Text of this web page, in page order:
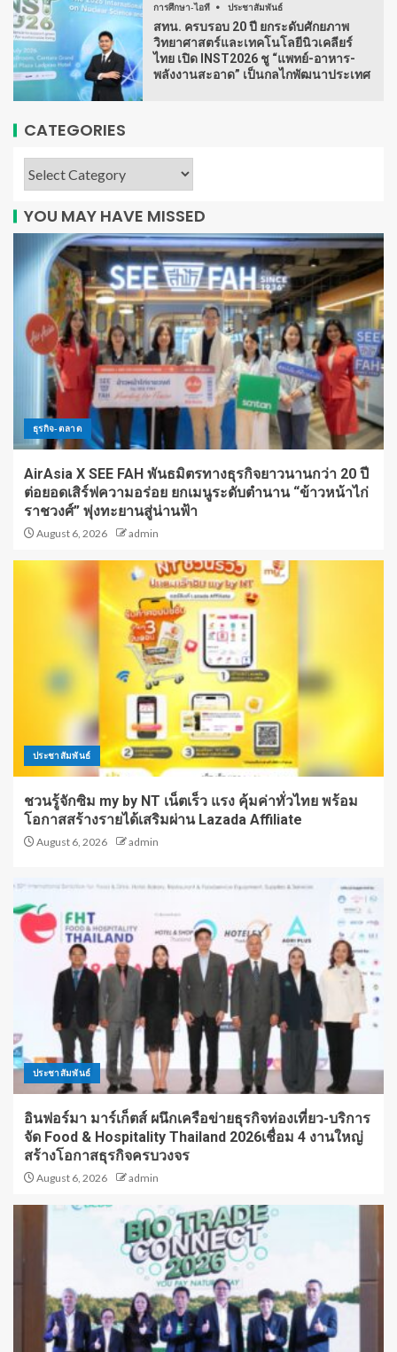
การศึกษา-ไอที ประชาสัมพันธ์
สทน. ครบรอบ 20 ปี ยกระดับศักยภาพ
วิทยาศาสตร์และเทคโนโลยีนิวเคลียร์
ไทย เปิด INST2026 ชู “แพทย์-อาหาร-
พลังงานสะอาด” เป็นกลไกพัฒนาประเทศ
CATEGORIES
YOU MAY HAVE MISSED
ธุรกิจ-ตลาด
AirAsia X SEE FAH พันธมิตรทางธุรกิจยาวนานกว่า 20 ปี
ต่อยอดเสิร์ฟความอร่อย ยกเมนูระดับตำนาน “ข้าวหน้าไก่
ราชวงศ์” พุ่งทะยานสู่น่านฟ้า
August 6, 2026 admin
ประชาสัมพันธ์
ชวนรู้จักซิม my by NT เน็ตเร็ว แรง คุ้มค่าทั่วไทย พร้อม
โอกาสสร้างรายได้เสริมผ่าน Lazada Affiliate
August 6, 2026 admin
ประชาสัมพันธ์
อินฟอร์มา มาร์เก็ตส์ ผนึกเครือข่ายธุรกิจท่องเที่ยว-บริการ
จัด Food & Hospitality Thailand 2026เชื่อม 4 งานใหญ่
สร้างโอกาสธุรกิจครบวงจร
August 6, 2026 admin